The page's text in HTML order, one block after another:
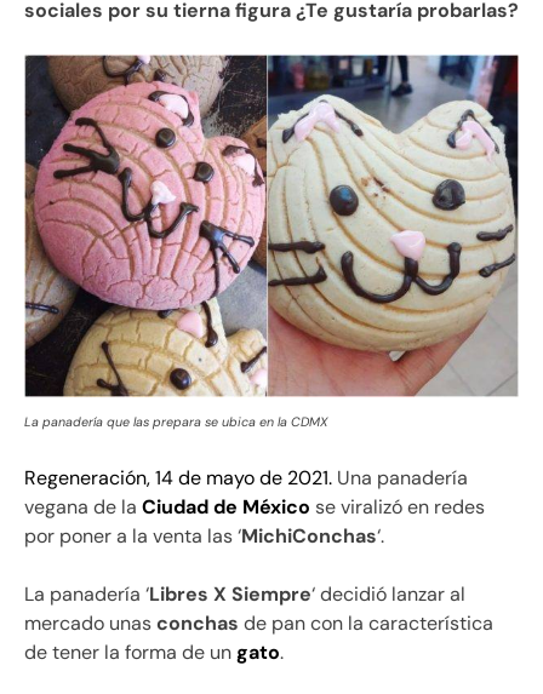
sociales por su tierna figura ¿Te gustaría probarlas?
La panadería que las prepara se ubica en la CDMX
Regeneración, 14 de mayo de 2021. Una panadería
vegana de la Ciudad de México se viralizó en redes
por poner a la venta las ‘MichiConchas‘.
La panadería ‘Libres X Siempre‘ decidió lanzar al
mercado unasconchas de pan con la característica
de tener la forma de ungato.